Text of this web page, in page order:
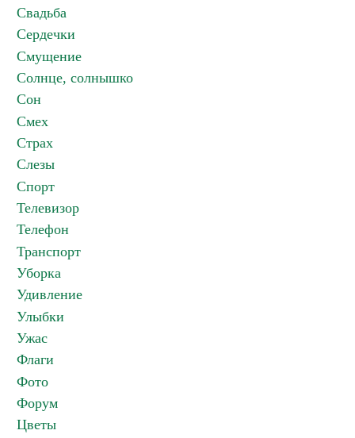
Свадьба
Сердечки
Смущение
Солнце, солнышко
Сон
Смех
Страх
Слезы
Спорт
Телевизор
Телефон
Транспорт
Уборка
Удивление
Улыбки
Ужас
Флаги
Фото
Форум
Цветы